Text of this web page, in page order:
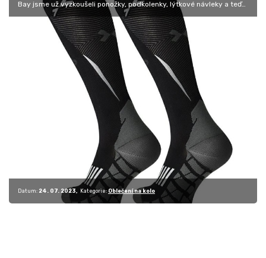
Bay jsme už vyzkoušeli ponožky, podkolenky, lýtkové návleky a teď
se zase…
Datum: 24. 07. 2023 Kategorie: Oblečení na kolo